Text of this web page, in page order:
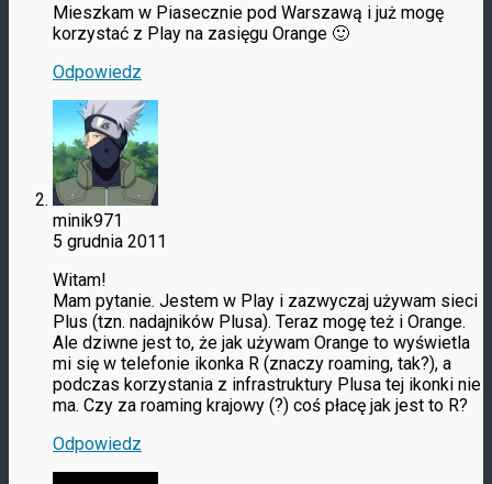
Mieszkam w Piasecznie pod Warszawą i już mogę
korzystać z Play na zasięgu Orange 🙂
Odpowiedz
minik971
5 grudnia 2011
Witam!
Mam pytanie. Jestem w Play i zazwyczaj używam sieci
Plus (tzn. nadajników Plusa). Teraz mogę też i Orange.
Ale dziwne jest to, że jak używam Orange to wyświetla
mi się w telefonie ikonka R (znaczy roaming, tak?), a
podczas korzystania z infrastruktury Plusa tej ikonki nie
ma. Czy za roaming krajowy (?) coś płacę jak jest to R?
Odpowiedz